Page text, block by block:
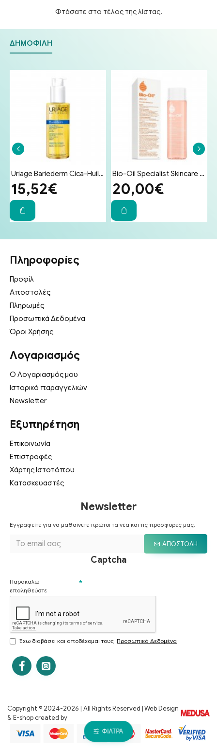
Φτάσατε στο τέλος της λίστας.
ΔΗΜΟΦΙΛΉ
Uriage Bariederm Cica-Huil (Cica-Oil) 100ml - Έλαιο Επανόρθωσης Προσώπου & Σώματος για Ραγάδες & Ουλές
15,52€
Bio-Oil Specialist Skincare Oil Λάδι Επανόρθωσης Ουλών & Ραγάδων 200ml
20,00€
Πληροφορίες
Προφίλ
Αποστολές
Πληρωμές
Προσωπικά Δεδομένα
Όροι Χρήσης
Λογαριασμός
Ο Λογαριασμός μου
Ιστορικό παραγγελιών
Newsletter
Εξυπηρέτηση
Επικοινωνία
Επιστροφές
Χάρτης Ιστοτόπου
Κατασκευαστές
Newsletter
Εγγραφείτε για να μαθαίνετε πρώτοι τα νέα και τις προσφορές μας.
ΑΠΟΣΤΟΛΉ
Captcha
Παρακαλώ
επαληθεύστε
Έχω διαβάσει και αποδέχομαι τους Προσωπικά Δεδομένα
Copyright © 2024-2026 | All Rights Reserved | Web Design
& E-shop created by
ΦΊΛΤΡΑ